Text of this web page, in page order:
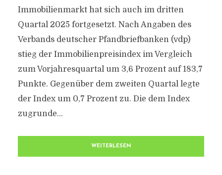
Immobilienmarkt hat sich auch im dritten
Quartal 2025 fortgesetzt. Nach Angaben des
Verbands deutscher Pfandbriefbanken (vdp)
stieg der Immobilienpreisindex im Vergleich
zum Vorjahresquartal um 3,6 Prozent auf 183,7
Punkte. Gegenüber dem zweiten Quartal legte
der Index um 0,7 Prozent zu. Die dem Index
zugrunde...
WEITERLESEN